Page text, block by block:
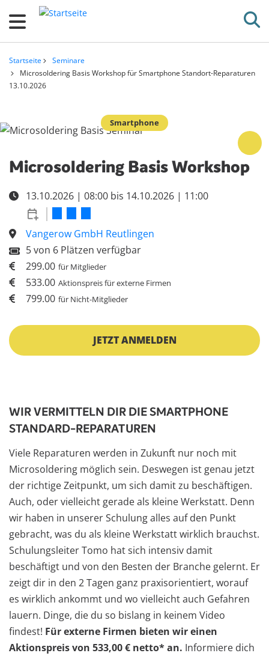
r
u
Pfadnavigation
Startseite
Seminare
Microsoldering Basis Workshop für Smartphone Standort-Reparaturen
13.10.2026
Bild
Smartphone
Microsoldering Basis Workshop
13.10.2026 | 08:00 bis 14.10.2026 | 11:00
Vangerow GmbH Reutlingen
5von 6 Plätzen verfügbar
299.00
533.00
799.00
JETZT ANMELDEN
WIR VERMITTELN DIR DIE SMARTPHONE
STANDARD-REPARATUREN
Viele Reparaturen werden in Zukunft nur noch mit
Microsoldering möglich sein. Deswegen ist genau jetzt
der richtige Zeitpunkt, um sich damit zu beschäftigen.
Auch, oder vielleicht gerade als kleine Werkstatt. Denn
wir haben in unserer Schulung alles auf den Punkt
gebracht, was du als kleine Werkstatt wirklich brauchst.
Schulungsleiter Tomo hat sich intensiv damit
beschäftigt und von den Besten der Branche gelernt. Er
zeigt dir in den 2 Tagen ganz praxisorientiert, worauf
es wirklich ankommt und wo vielleicht auch Gefahren
lauern. Dinge, die du so bislang in keinem Video
findest! Für externe Firmen bieten wir einen
Aktionspreis von 533,00 € netto* an. Informiere dich